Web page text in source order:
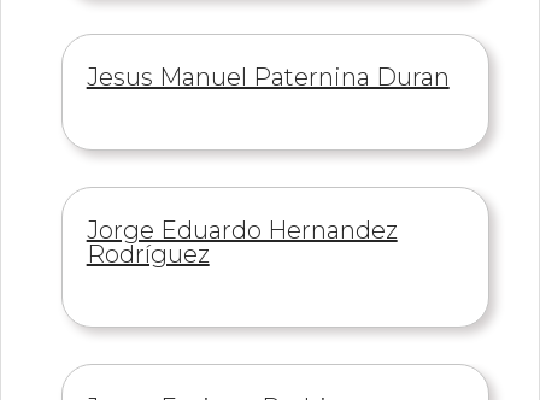
Información
Jesus Manuel Paternina Duran
Información
de
Jorge Eduardo Hernandez
Rodríguez